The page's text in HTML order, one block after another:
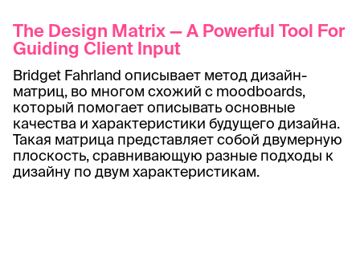
The Design Matrix — A Powerful Tool For
Guiding Client Input
Bridget Fahrland описывает метод дизайн-
матриц, во многом схожий с moodboards,
который помогает описывать основные
качества и характеристики будущего дизайна.
Такая матрица представляет собой двумерную
плоскость, сравнивающую разные подходы к
дизайну по двум характеристикам.